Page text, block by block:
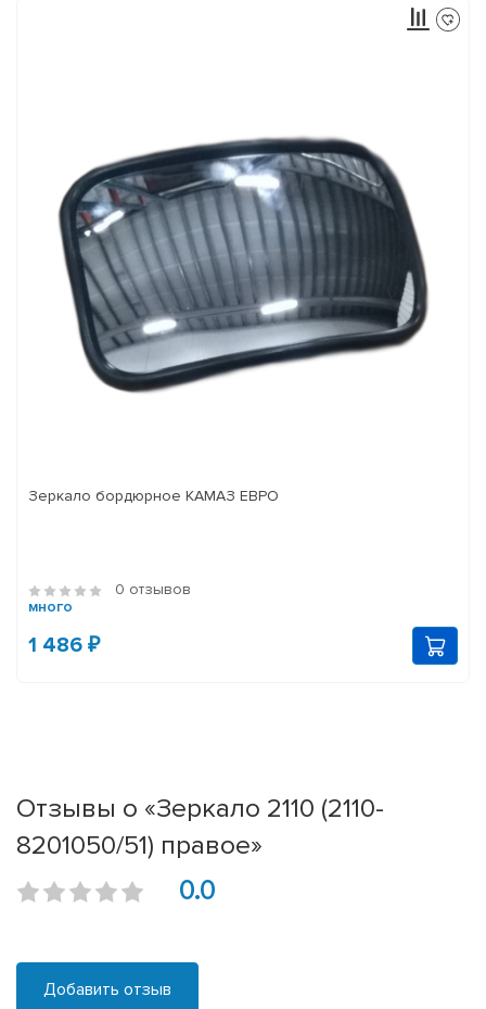
Зеркало бордюрное КАМАЗ ЕВРО
0 отзывов
много
1 486 ₽
Отзывы о «Зеркало 2110 (2110-
8201050/51) правое»
0.0
Добавить отзыв